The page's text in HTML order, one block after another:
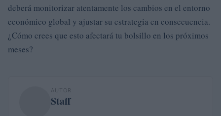
deberá monitorizar atentamente los cambios en el entorno
económico global y ajustar su estrategia en consecuencia.
¿Cómo crees que esto afectará tu bolsillo en los próximos
meses?
AUTOR
Staff